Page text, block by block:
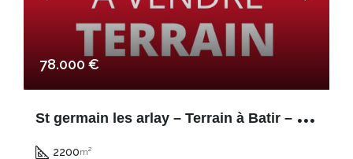
78.000 €
S
t germain les arlay – Terrain à Batir – 2200m²
2200m²